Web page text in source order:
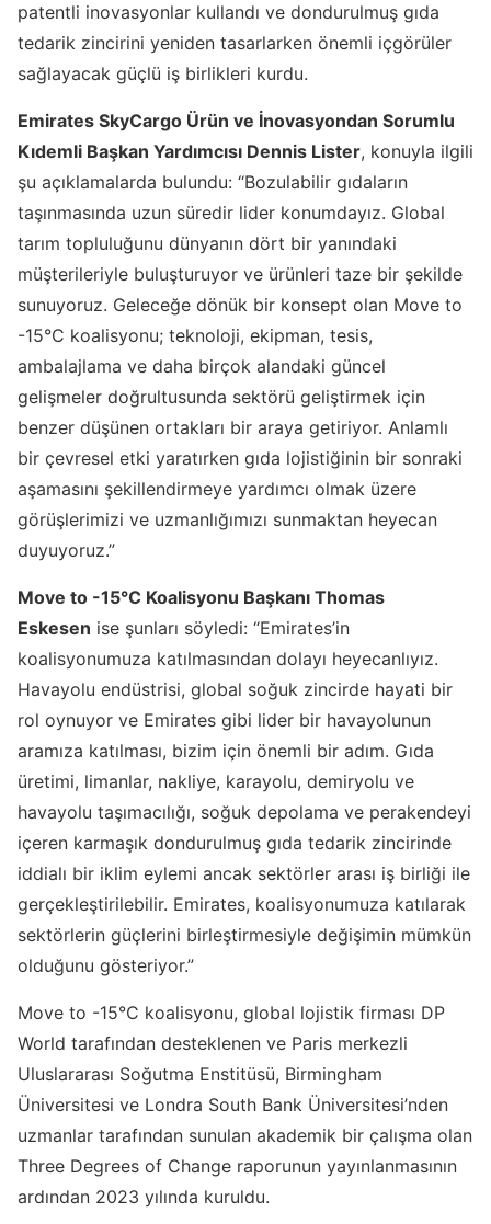
patentli inovasyonlar kullandı ve dondurulmuş gıda
tedarik zincirini yeniden tasarlarken önemli içgörüler
sağlayacak güçlü iş birlikleri kurdu.
Emirates SkyCargo Ürün ve İnovasyondan Sorumlu
Kıdemli Başkan Yardımcısı Dennis Lister, konuyla ilgili
şu açıklamalarda bulundu: “Bozulabilir gıdaların
taşınmasında uzun süredir lider konumdayız. Global
tarım topluluğunu dünyanın dört bir yanındaki
müşterileriyle buluşturuyor ve ürünleri taze bir şekilde
sunuyoruz. Geleceğe dönük bir konsept olan Move to
-15°C koalisyonu; teknoloji, ekipman, tesis,
ambalajlama ve daha birçok alandaki güncel
gelişmeler doğrultusunda sektörü geliştirmek için
benzer düşünen ortakları bir araya getiriyor. Anlamlı
bir çevresel etki yaratırken gıda lojistiğinin bir sonraki
aşamasını şekillendirmeye yardımcı olmak üzere
görüşlerimizi ve uzmanlığımızı sunmaktan heyecan
duyuyoruz.”
Move to -15°C Koalisyonu Başkanı Thomas
Eskesen ise şunları söyledi: “Emirates’in
koalisyonumuza katılmasından dolayı heyecanlıyız.
Havayolu endüstrisi, global soğuk zincirde hayati bir
rol oynuyor ve Emirates gibi lider bir havayolunun
aramıza katılması, bizim için önemli bir adım. Gıda
üretimi, limanlar, nakliye, karayolu, demiryolu ve
havayolu taşımacılığı, soğuk depolama ve perakendeyi
içeren karmaşık dondurulmuş gıda tedarik zincirinde
iddialı bir iklim eylemi ancak sektörler arası iş birliği ile
gerçekleştirilebilir. Emirates, koalisyonumuza katılarak
sektörlerin güçlerini birleştirmesiyle değişimin mümkün
olduğunu gösteriyor.”
Move to -15°C koalisyonu, global lojistik firması DP
World tarafından desteklenen ve Paris merkezli
Uluslararası Soğutma Enstitüsü, Birmingham
Üniversitesi ve Londra South Bank Üniversitesi’nden
uzmanlar tarafından sunulan akademik bir çalışma olan
Three Degrees of Change raporunun yayınlanmasının
ardından 2023 yılında kuruldu.